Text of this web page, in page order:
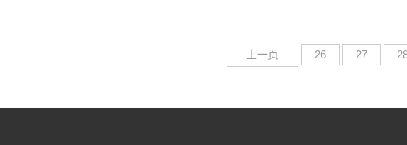
上一页 26 27